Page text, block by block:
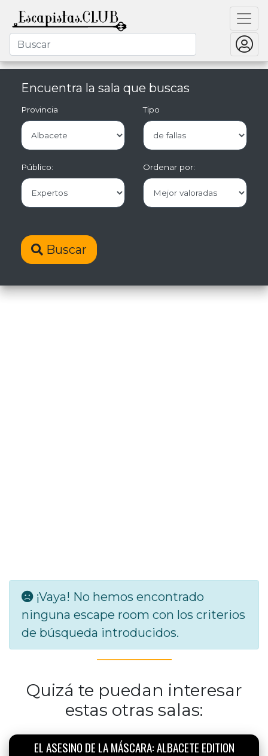
Encuentra la sala que buscas
Provincia Tipo
Público: Ordenar por:
Buscar
¡Vaya! No hemos encontrado
ninguna escape room con los criterios
de búsqueda introducidos.
Quizá te puedan interesar
estas otras salas:
EL ASESINO DE LA MÁSCARA: ALBACETE EDITION